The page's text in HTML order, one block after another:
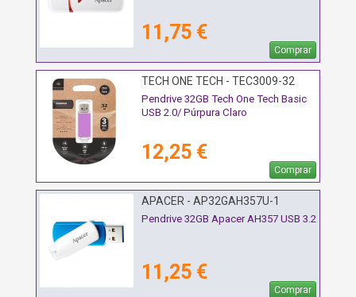
11,75 €
Comprar
TECH ONE TECH - TEC3009-32
Pendrive 32GB Tech One Tech Basic
USB 2.0/ Púrpura Claro
12,25 €
Comprar
APACER - AP32GAH357U-1
Pendrive 32GB Apacer AH357 USB 3.2
11,25 €
Comprar